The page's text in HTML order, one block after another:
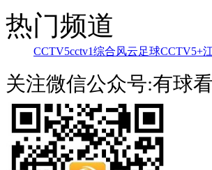
热门频道
CCTV5cctv1综合风云足球CCTV5+
关注微信公众号:有球